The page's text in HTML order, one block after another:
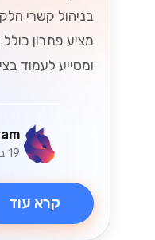
מציע פתרון כולל
ומסייע לעמוד
19 ביולי 2026
קרא עוד